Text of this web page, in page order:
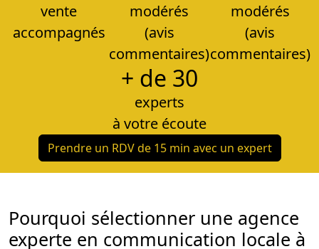
vente
accompagnés
modérés
(avis
commentaires)
modérés
(avis
commentaires)
+ de 30
experts
à votre écoute
Prendre un RDV de 15 min avec un expert
Pourquoi sélectionner une agence
experte en communication locale à